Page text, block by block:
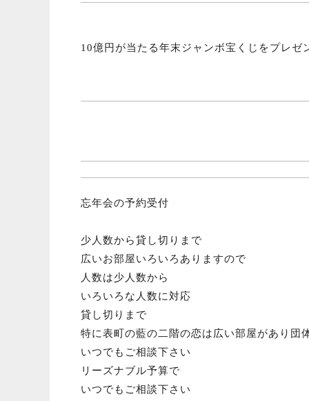
10億円が当たる年末ジャンボ宝くじ をプレゼ
忘年会の予約受付
少人数から貸し切りまで
広いお部屋いろいろありますので
人数は少人数から
いろいろな人数に対応
貸し切りまで
特に表町の藍の二階の恋は広い部屋があり団
いつでもご相談下さい
リーズナブル予算で
いつでもご相談下さい